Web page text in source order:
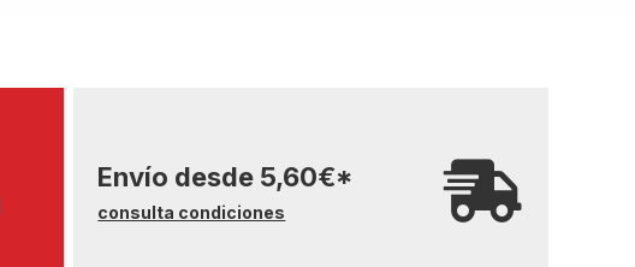
Envío desde 5,60€*
consulta condiciones